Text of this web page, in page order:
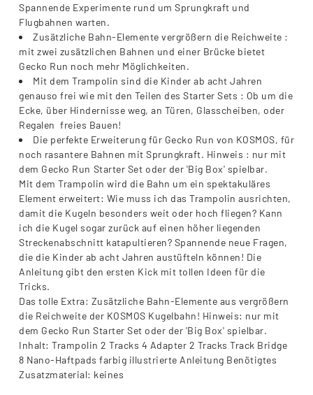
Spannende Experimente rund um Sprungkraft und
Flugbahnen warten.
Zusätzliche Bahn-Elemente vergrößern die Reichweite :
mit zwei zusätzlichen Bahnen und einer Brücke bietet
Gecko Run noch mehr Möglichkeiten.
Mit dem Trampolin sind die Kinder ab acht Jahren
genauso frei wie mit den Teilen des Starter Sets : Ob um die
Ecke, über Hindernisse weg, an Türen, Glasscheiben, oder
Regalen  freies Bauen!
Die perfekte Erweiterung für Gecko Run von KOSMOS, für
noch rasantere Bahnen mit Sprungkraft. Hinweis : nur mit
dem Gecko Run Starter Set oder der 'Big Box' spielbar.
Mit dem Trampolin wird die Bahn um ein spektakuläres
Element erweitert: Wie muss ich das Trampolin ausrichten,
damit die Kugeln besonders weit oder hoch fliegen? Kann
ich die Kugel sogar zurück auf einen höher liegenden
Streckenabschnitt katapultieren? Spannende neue Fragen,
die die Kinder ab acht Jahren austüfteln können! Die
Anleitung gibt den ersten Kick mit tollen Ideen für die
Tricks.
Das tolle Extra: Zusätzliche Bahn-Elemente aus vergrößern
die Reichweite der KOSMOS Kugelbahn! Hinweis: nur mit
dem Gecko Run Starter Set oder der 'Big Box' spielbar.
Inhalt: Trampolin 2 Tracks 4 Adapter 2 Tracks Track Bridge
8 Nano-Haftpads farbig illustrierte Anleitung Benötigtes
Zusatzmaterial: keines